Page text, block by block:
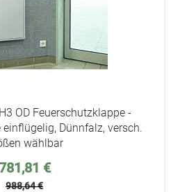
OD Feuerschutzklappe -
Dünnfalz, versch.
wählbar
€
988,64 €